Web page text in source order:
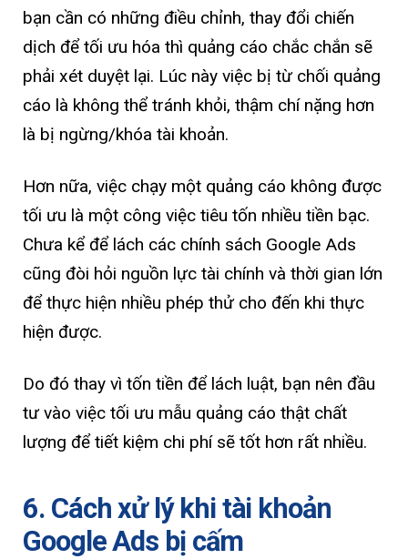
bạn cần có những điều chỉnh, thay đổi chiến
dịch để tối ưu hóa thì quảng cáo chắc chắn sẽ
phải xét duyệt lại. Lúc này việc bị từ chối quảng
cáo là không thể tránh khỏi, thậm chí nặng hơn
là bị ngừng/khóa tài khoản.
Hơn nữa, việc chạy một quảng cáo không được
tối ưu là một công việc tiêu tốn nhiều tiền bạc.
Chưa kể để lách các chính sách Google Ads
cũng đòi hỏi nguồn lực tài chính và thời gian lớn
để thực hiện nhiều phép thử cho đến khi thực
hiện được.
Do đó thay vì tốn tiền để lách luật, bạn nên đầu
tư vào việc tối ưu mẫu quảng cáo thật chất
lượng để tiết kiệm chi phí sẽ tốt hơn rất nhiều.
6. Cách xử lý khi tài khoản
Google Ads bị cấm